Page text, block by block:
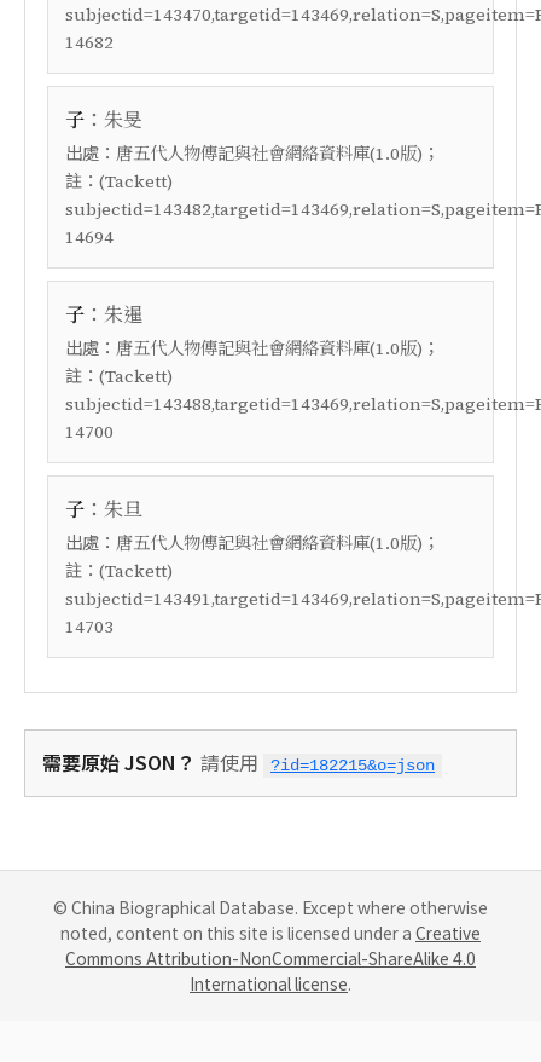
14682
子 ： 朱旻
出處： 唐五代人物傳記與社會網絡資料庫(1.0版) ；
註： (Tackett)
14694
子 ： 朱暹
出處： 唐五代人物傳記與社會網絡資料庫(1.0版) ；
註： (Tackett)
14700
子 ： 朱旦
出處： 唐五代人物傳記與社會網絡資料庫(1.0版) ；
註： (Tackett)
14703
需要原始 JSON？ 請使用 ?id=182215&o=json
© China Biographical Database. Except where otherwise
noted, content on this site is licensed under a Creative
Commons Attribution-NonCommercial-ShareAlike 4.0
International license.